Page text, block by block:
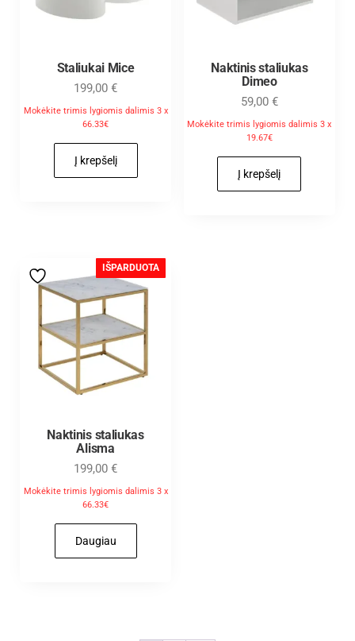
Staliukai Mice
199,00€
Mokėkite trimis lygiomis dalimis 3 x
66.33€
Į krepšelį
Naktinis staliukas
Dimeo
59,00 €
Mokėkite trimis lygiomis dalimis 3 x
19.67€
Į krepšelį
IŠPARDUOTA
Naktinis staliukas
Alisma
199,00€
Mokėkite trimis lygiomis dalimis 3 x
66.33€
Daugiau